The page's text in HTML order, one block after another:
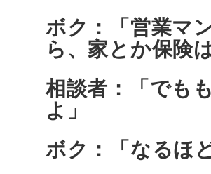
ボク：「営業マ
ら、家とか保険
相談者：「でも
よ」
ボク：「なるほ